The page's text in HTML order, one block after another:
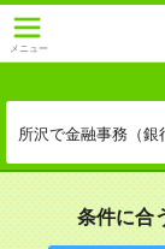
メニュー
所沢で金融事務（銀
条件に合